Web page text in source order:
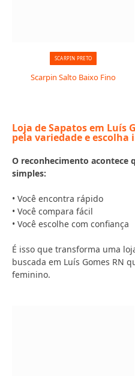
SCARPIN PRETO
Scarpin Salto Baixo Fino
Loja de Sapatos em Luís
pela variedade e
O reconhecimento acontece
simples:
• Você encontra rápido
• Você compara fácil
• Você escolhe com confiança
É isso que transforma uma
buscada em Luís Gomes RN
feminino.